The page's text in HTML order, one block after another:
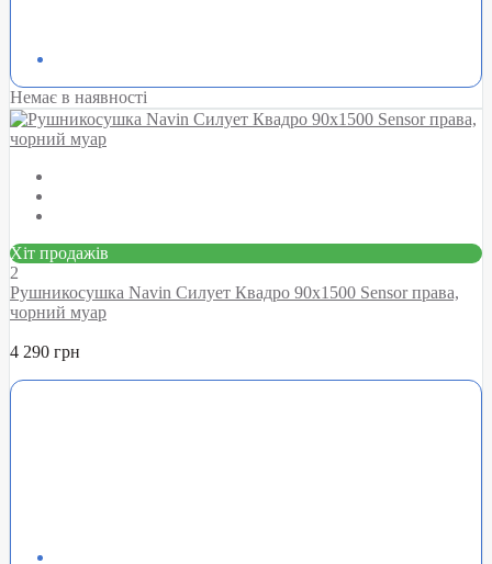
Немає в наявності
Хіт продажів
2
Рушникосушка Navin Силует Квадро 90х1500 Sensor права,
чорний муар
4 290 грн